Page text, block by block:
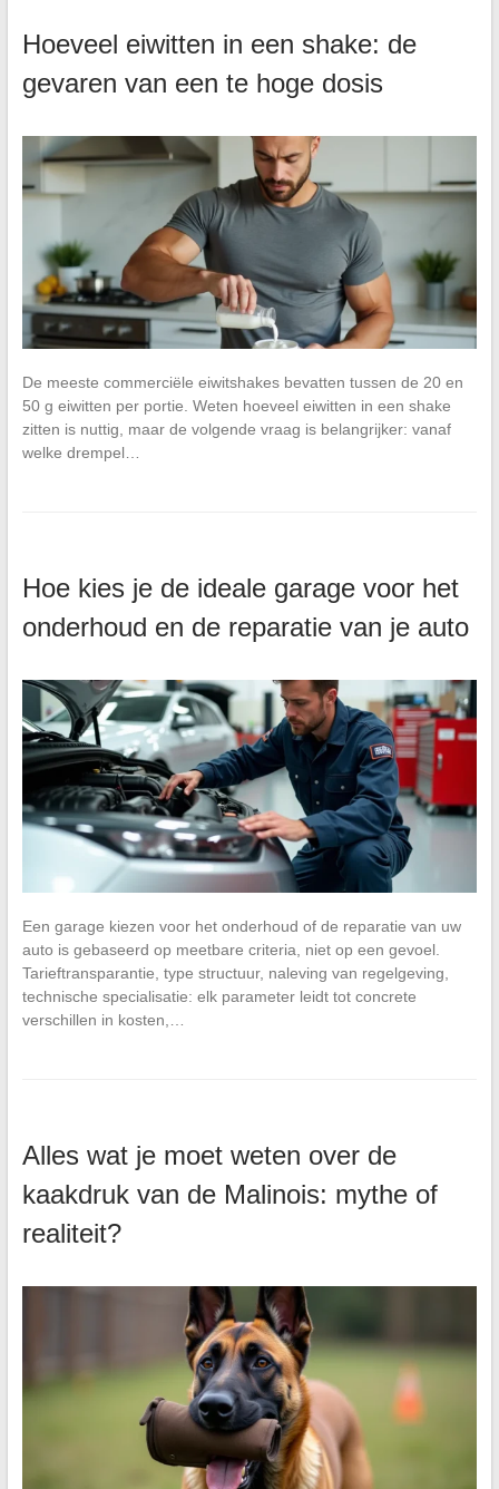
Hoeveel eiwitten in een shake: de
gevaren van een te hoge dosis
De meeste commerciële eiwitshakes bevatten tussen de 20 en
50 g eiwitten per portie. Weten hoeveel eiwitten in een shake
zitten is nuttig, maar de volgende vraag is belangrijker: vanaf
welke drempel…
Hoe kies je de ideale garage voor het
onderhoud en de reparatie van je auto
Een garage kiezen voor het onderhoud of de reparatie van uw
auto is gebaseerd op meetbare criteria, niet op een gevoel.
Tarieftransparantie, type structuur, naleving van regelgeving,
technische specialisatie: elk parameter leidt tot concrete
verschillen in kosten,…
Alles wat je moet weten over de
kaakdruk van de Malinois: mythe of
realiteit?